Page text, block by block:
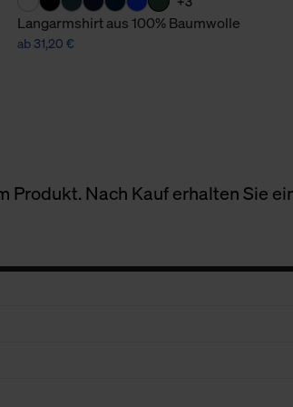
Langarmshirt aus 100% Baumwolle
ab 31,20 €
Nach Kauf erhalten Sie